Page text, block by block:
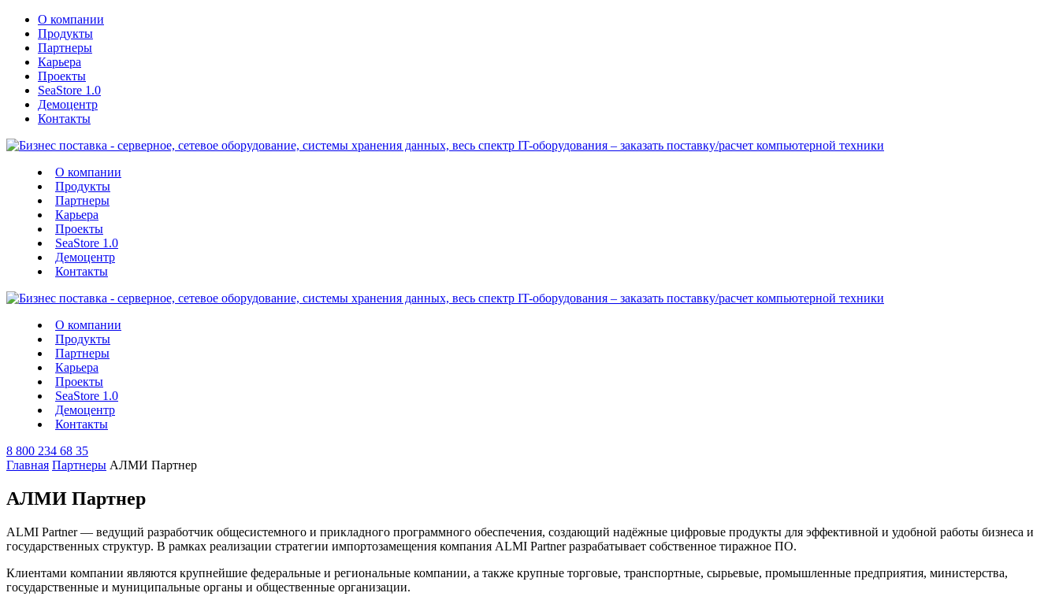
О компании
Продукты
Партнеры
Карьера
Проекты
SeaStore 1.0
Демоцентр
Контакты
О компании
Продукты
Партнеры
Карьера
Проекты
SeaStore 1.0
Демоцентр
Контакты
О компании
Продукты
Партнеры
Карьера
Проекты
SeaStore 1.0
Демоцентр
Контакты
8 800 234 68 35
Главная Партнеры АЛМИ Партнер
АЛМИ Партнер
ALMI Partner — ведущий разработчик общесистемного и прикладного программного обеспечения, создающий надёжные цифровые продукты для эффективной и удобной работы бизнеса и
государственных структур. В рамках реализации стратегии импортозамещения компания ALMI Partner разрабатывает собственное тиражное ПО.
Клиентами компании являются крупнейшие федеральные и региональные компании, а также крупные торговые, транспортные, сырьевые, промышленные предприятия, министерства,
государственные и муниципальные органы и общественные организации.